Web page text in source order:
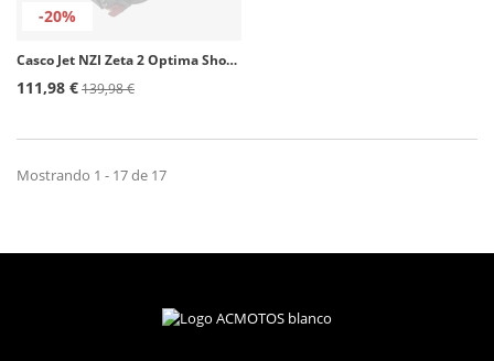
-20%
Casco Jet NZI Zeta 2 Optima Shooting Star
111,98 €139,98 €
Mostrando 1 - 17 de 17